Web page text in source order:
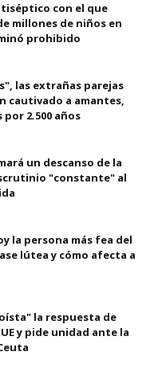
con el que
millones de niños en
prohibido
las extrañas parejas
cautivado a amantes,
2.500 años
un descanso de la
"constante" al
la persona más fea del
lútea y cómo afecta a
la respuesta de
y pide unidad ante la